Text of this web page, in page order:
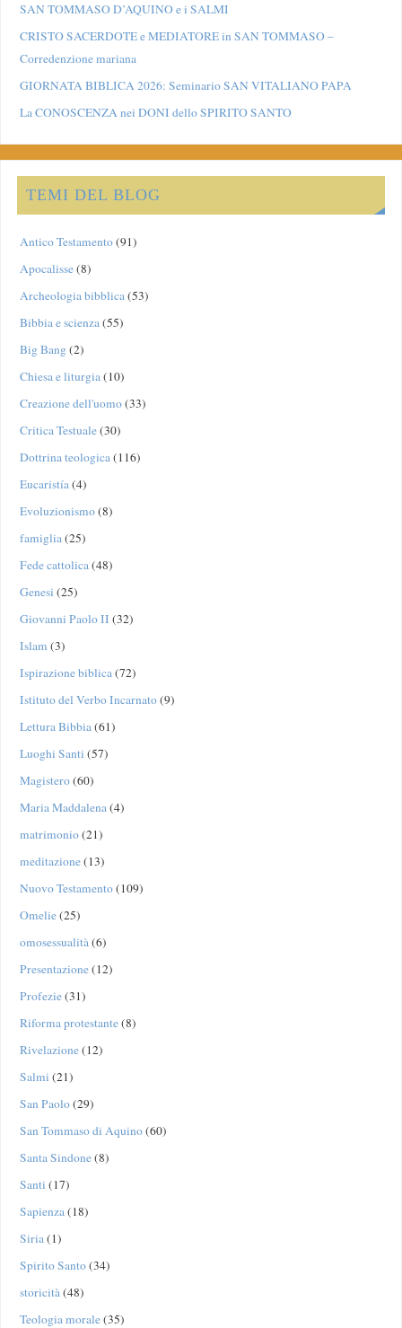
SAN TOMMASO D’AQUINO e i SALMI
CRISTO SACERDOTE e MEDIATORE in SAN TOMMASO –
Corredenzione mariana
GIORNATA BIBLICA 2026: Seminario SAN VITALIANO PAPA
La CONOSCENZA nei DONI dello SPIRITO SANTO
TEMI DEL BLOG
Antico Testamento(91)
Apocalisse(8)
Archeologia bibblica(53)
Bibbia e scienza(55)
Big Bang(2)
Chiesa e liturgia(10)
Creazione dell'uomo(33)
Critica Testuale(30)
Dottrina teologica(116)
Eucaristía(4)
Evoluzionismo(8)
famiglia(25)
Fede cattolica(48)
Genesi (25)
Giovanni Paolo II (32)
Islam (3)
Ispirazione biblica(72)
Istituto del Verbo Incarnato(9)
Lettura Bibbia(61)
Luoghi Santi (57)
Magistero(60)
Maria Maddalena(4)
matrimonio(21)
meditazione(13)
Nuovo Testamento(109)
Omelie(25)
omosessualità(6)
Presentazione(12)
Profezie(31)
Riforma protestante(8)
Rivelazione(12)
Salmi (21)
San Paolo(29)
San Tommaso di Aquino(60)
Santa Sindone(8)
Santi (17)
Sapienza(18)
Siria(1)
Spirito Santo(34)
storicità(48)
Teologia morale(35)